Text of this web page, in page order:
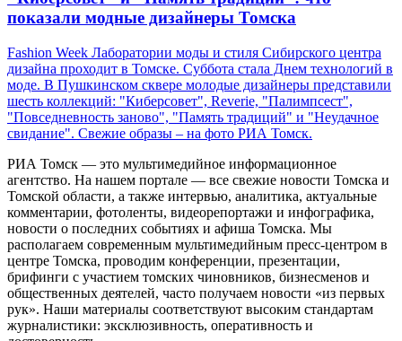
показали модные дизайнеры Томска
Fashion Week Лаборатории моды и стиля Сибирского центра
дизайна проходит в Томске. Суббота стала Днем технологий в
моде. В Пушкинском сквере молодые дизайнеры представили
шесть коллекций: "Киберсовет", Reverie, "Палимпсест",
"Повседневность заново", "Память традиций" и "Неудачное
свидание". Свежие образы – на фото РИА Томск.
РИА Томск — это мультимедийное информационное
агентство. На нашем портале — все свежие новости Томска и
Томской области, а также интервью, аналитика, актуальные
комментарии, фотоленты, видеорепортажи и инфографика,
новости о последних событиях и афиша Томска. Мы
располагаем современным мультимедийным пресс-центром в
центре Томска, проводим конференции, презентации,
брифинги с участием томских чиновников, бизнесменов и
общественных деятелей, часто получаем новости «из первых
рук». Наши материалы соответствуют высоким стандартам
журналистики: эксклюзивность, оперативность и